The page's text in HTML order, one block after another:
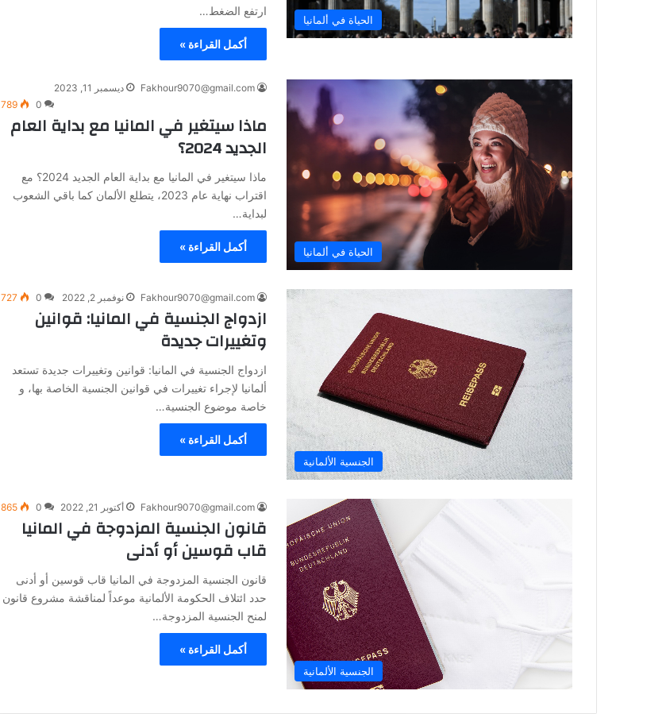
الحياة في ألمانيا
ارتفع الضغط…
أكمل القراءة »
الحياة في ألمانيا
Fakhour9070@gmail.com
ديسمبر 11, 2023
0
789
ماذا سيتغير في المانيا مع بداية العام
الجديد 2024؟
ماذا سيتغير في المانيا مع بداية العام الجديد 2024؟ مع
اقتراب نهاية عام 2023، يتطلع الألمان كما باقي الشعوب
لبداية…
أكمل القراءة »
الجنسية الألمانية
Fakhour9070@gmail.com نوفمبر 2, 2022 0
727
ازدواج الجنسية في المانيا: قوانين
وتغييرات جديدة
ازدواج الجنسية في المانيا: قوانين وتغييرات جديدة تستعد
ألمانيا لإجراء تغييرات في قوانين الجنسية الخاصة بها، و
خاصة موضوع الجنسية…
أكمل القراءة »
الجنسية الألمانية
Fakhour9070@gmail.com أكتوبر 21, 2022 0
865
قانون الجنسية المزدوجة في المانيا
قاب قوسين أو أدنى
قانون الجنسية المزدوجة في المانيا قاب قوسين أو أدنى
حدد ائتلاف الحكومة الألمانية موعداً لمناقشة مشروع قانون
لمنح الجنسية المزدوجة…
أكمل القراءة »